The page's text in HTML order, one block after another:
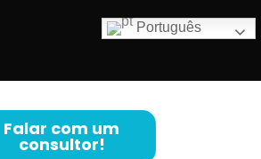
Português
Falar com um
consultor!